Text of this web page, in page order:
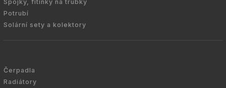
Spojky, fitinky na trubky
Potrubí
Solární sety a kolektory
Čerpadla
Radiátory